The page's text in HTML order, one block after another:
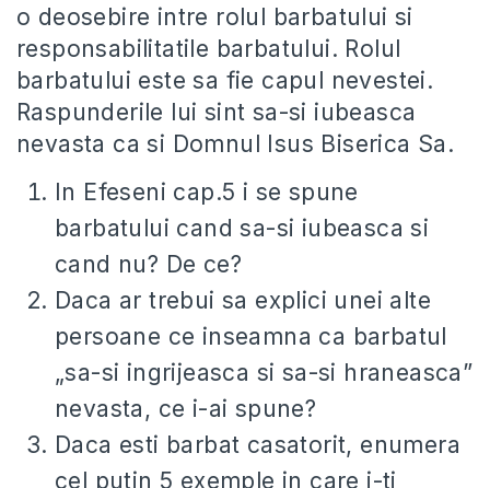
o deosebire intre rolul barbatului si
responsabilitatile barbatului. Rolul
barbatului este sa fie capul nevestei.
Raspunderile lui sint sa-si iubeasca
nevasta ca si Domnul Isus Biserica Sa.
In Efeseni cap.5 i se spune
barbatului cand sa-si iubeasca si
cand nu? De ce?
Daca ar trebui sa explici unei alte
persoane ce inseamna ca barbatul
„sa-si ingrijeasca si sa-si hraneasca”
nevasta, ce i-ai spune?
Daca esti barbat casatorit, enumera
cel putin 5 exemple in care i-ti